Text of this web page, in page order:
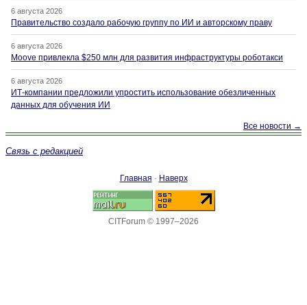
6 августа 2026
Правительство создало рабочую группу по ИИ и авторскому праву
6 августа 2026
Moove привлекла $250 млн для развития инфраструктуры роботакси
6 августа 2026
ИТ-компании предложили упростить использование обезличенных
данных для обучения ИИ
Все новости →
Связь с редакцией
Главная · Наверх
CITForum © 1997–2026